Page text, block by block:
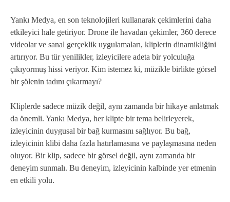
Yankı Medya, en son teknolojileri kullanarak çekimlerini daha
etkileyici hale getiriyor. Drone ile havadan çekimler, 360 derece
videolar ve sanal gerçeklik uygulamaları, kliplerin dinamikliğini
artırıyor. Bu tür yenilikler, izleyicilere adeta bir yolculuğa
çıkıyormuş hissi veriyor. Kim istemez ki, müzikle birlikte görsel
bir şölenin tadını çıkarmayı?
Kliplerde sadece müzik değil, aynı zamanda bir hikaye anlatmak
da önemli. Yankı Medya, her klipte bir tema belirleyerek,
izleyicinin duygusal bir bağ kurmasını sağlıyor. Bu bağ,
izleyicinin klibi daha fazla hatırlamasına ve paylaşmasına neden
oluyor. Bir klip, sadece bir görsel değil, aynı zamanda bir
deneyim sunmalı. Bu deneyim, izleyicinin kalbinde yer etmenin
en etkili yolu.